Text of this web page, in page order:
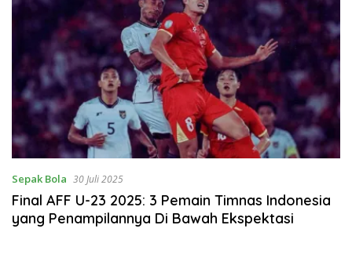
Sepak Bola 30 Juli 2025
Final AFF U-23 2025: 3 Pemain Timnas Indonesia
yang Penampilannya Di Bawah Ekspektasi